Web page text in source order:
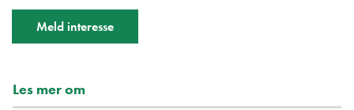
Meld interesse
Les mer om